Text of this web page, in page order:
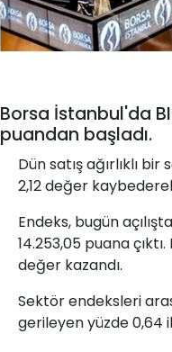
Borsa İstanbul'da
puandan başladı.
Dün satış ağırlıklı
2,12 değer
Endeks, bugün
14.253,05 puana
değer kazandı.
Sektör endeksleri
gerileyen yüzde 0,64